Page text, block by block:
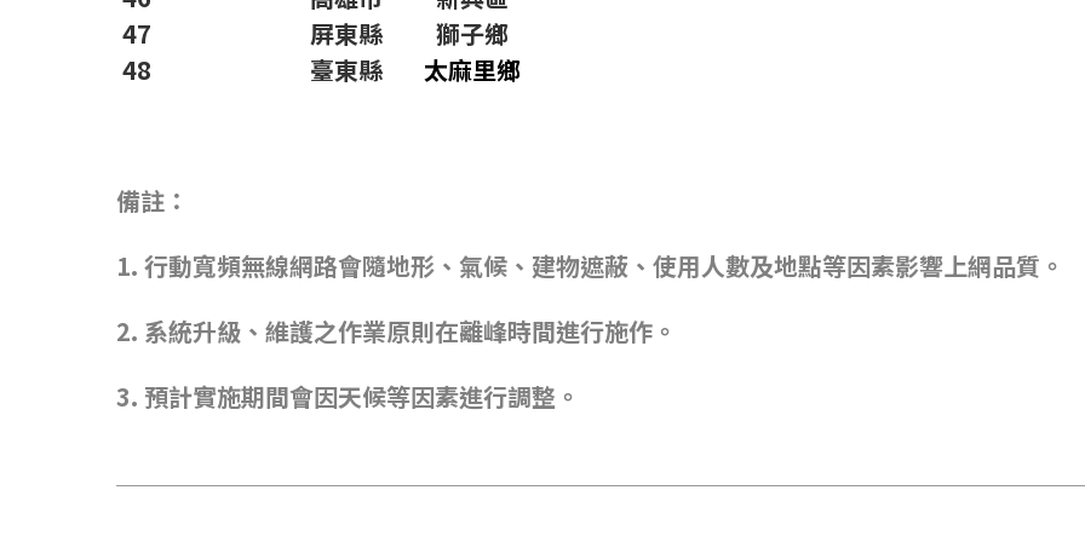
47
屏東縣
獅子鄉
48
臺東縣 太麻里鄉
備註：
1. 行動寬頻無線網路會隨地形、氣候、建物遮蔽、使用人數及地點等因素影響上網品質。
2. 系統升級、維護之作業原則在離峰時間進行施作。
3. 預計實施期間會因天候等因素進行調整。